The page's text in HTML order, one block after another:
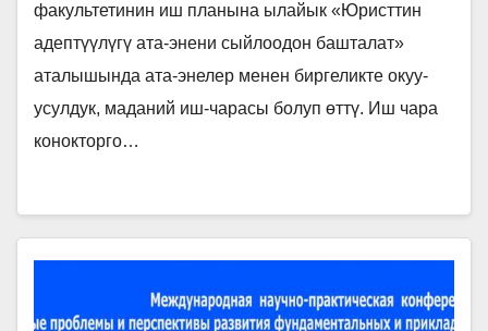
факультетинин иш планына ылайык «Юристтин
адептүүлүгү ата-энени сыйлоодон башталат»
аталышында ата-энелер менен биргеликте окуу-
усулдук, маданий иш-чарасы болуп өттү. Иш чара
конокторго…